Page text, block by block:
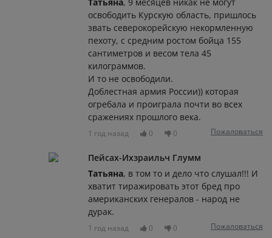
освободить Курскую область, пришлось
звать северокорейскую некормленную
пехоту, с средним ростом бойца 155
сантиметров и весом тела 45
килограммов.
И то не освободили.
Доблестная армия России)) которая
огребала и проиграла почти во всех
сражениях прошлого века.
1 год назад 0 0 Пожаловаться
Пейсах-Ихзраильч Глумм
Татьяна, в том то и дело что слушал!!! И
хватит тиражировать этот бред про
американских генералов - народ не
дурак.
1 год назад 0 0 Пожаловаться